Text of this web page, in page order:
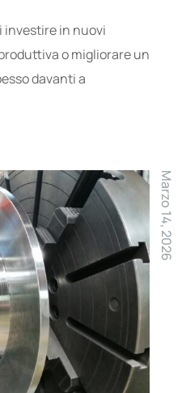
investire in nuovi
o migliorare un
davanti a
Marzo 14, 2026